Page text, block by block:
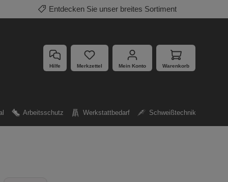
Entdecken Sie unser breites Sortiment
Hilfe Merkzettel Mein Konto Warenkorb
Arbeitsschutz Werkstattbedarf Schweißtechnik